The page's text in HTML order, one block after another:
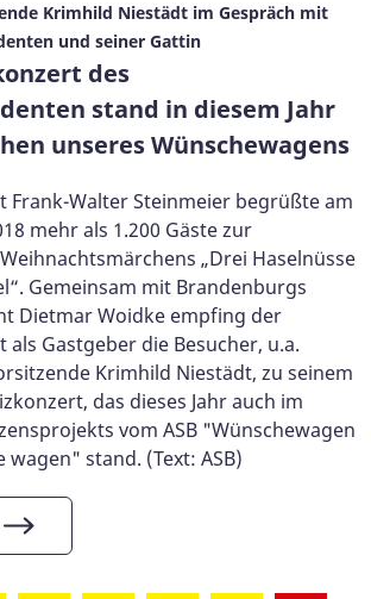
Krimhild Niestädt im Gespräch mit
und seiner Gattin
des
stand in diesem Jahr
unseres Wünschewagens
Frank-Walter Steinmeier begrüßte am
mehr als 1.200 Gäste zur
„Drei Haselnüsse
Gemeinsam mit Brandenburgs
Dietmar Woidke empfing der
als Gastgeber die Besucher, u.a.
Krimhild Niestädt, zu seinem
das dieses Jahr auch im
vom ASB "Wünschewagen
wagen" stand. (Text: ASB)